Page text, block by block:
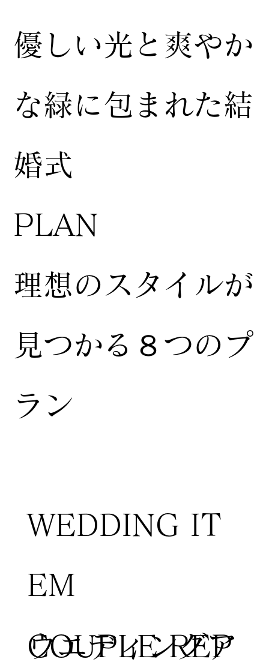
​優しい光と爽やか
な緑に包まれた結
婚式
​PLAN
COUPLE REP
​理想のスタイルが
見つかる８つのプ
ラン
WEDDING IT
EM
​ウエディングア